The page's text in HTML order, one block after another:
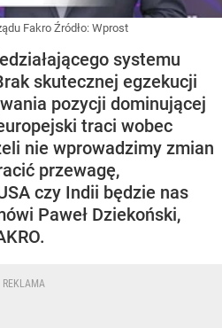
Fakro Źródło: Wprost
systemu
skutecznej egzekucji
pozycji dominującej
traci wobec
nie wprowadzimy zmian
przewagę,
czy Indii będzie nas
Paweł Dziekoński,